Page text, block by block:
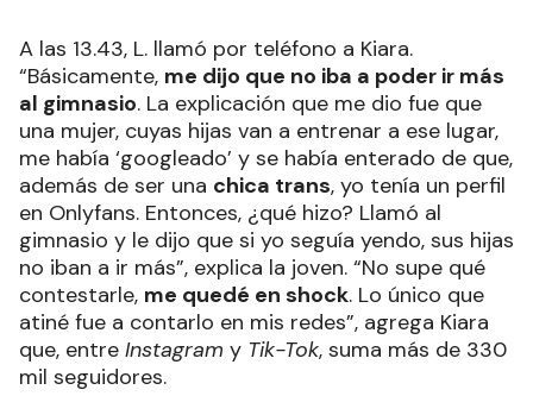
A las 13.43, L. llamó por teléfono a Kiara.
“Básicamente, me dijo que no iba a poder ir más
al gimnasio. La explicación que me dio fue que
una mujer, cuyas hijas van a entrenar a ese lugar,
me había ‘googleado’ y se había enterado de que,
además de ser una chica trans, yo tenía un perfil
en Onlyfans. Entonces, ¿qué hizo? Llamó al
gimnasio y le dijo que si yo seguía yendo, sus hijas
no iban a ir más”, explica la joven. “No supe qué
contestarle, me quedé en shock. Lo único que
atiné fue a contarlo en mis redes”, agrega Kiara
que, entre Instagram y Tik-Tok, suma más de 330
mil seguidores.